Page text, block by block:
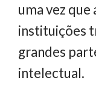
uma vez que
instituições
grandes
intelectual.